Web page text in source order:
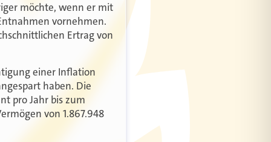
möchte, wenn er mit
vornehmen.
Ertrag von
einer Inflation
haben. Die
pro Jahr bis zum
von 1.867.948